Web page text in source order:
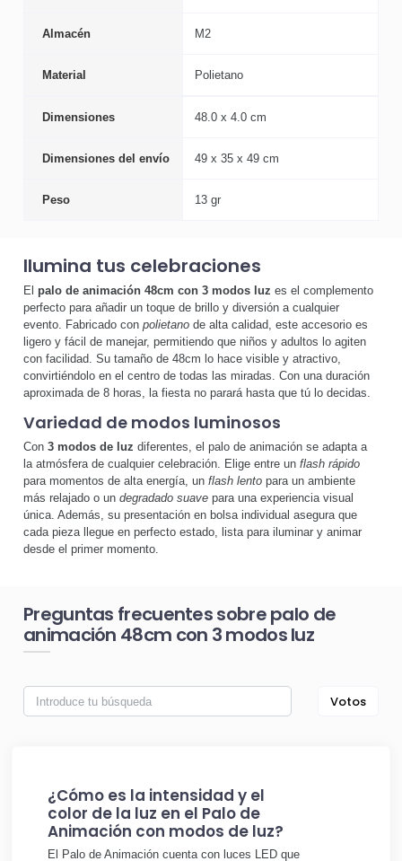
Almacén M2
Material Polietano
Dimensiones 48.0 x 4.0 cm
Dimensiones del envío 49 x 35 x 49 cm
Peso 13 gr
Ilumina tus celebraciones
El palo de animación 48cm con 3 modos luz es el complemento
perfecto para añadir un toque de brillo y diversión a cualquier
evento. Fabricado con polietano de alta calidad, este accesorio es
ligero y fácil de manejar, permitiendo que niños y adultos lo agiten
con facilidad. Su tamaño de 48cm lo hace visible y atractivo,
convirtiéndolo en el centro de todas las miradas. Con una duración
aproximada de 8 horas, la fiesta no parará hasta que tú lo decidas.
Variedad de modos luminosos
Con 3 modos de luz diferentes, el palo de animación se adapta a
la atmósfera de cualquier celebración. Elige entre un flash rápido
para momentos de alta energía, un flash lento para un ambiente
más relajado o un degradado suave para una experiencia visual
única. Además, su presentación en bolsa individual asegura que
cada pieza llegue en perfecto estado, lista para iluminar y animar
desde el primer momento.
Preguntas frecuentes sobre palo de
animación 48cm con 3 modos luz
Votos
¿Cómo es la intensidad y el
color de la luz en el Palo de
Animación con modos de luz?
El Palo de Animación cuenta con luces LED que